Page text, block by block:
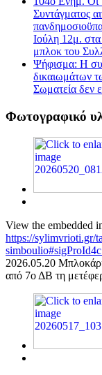
Συντάγματος
Ιούλη 12μ.
μπλοκ του
Ψήφισμα: Η
δικαιωμάτων
Σωματεία δεν
Φωτογραφικό
View the embedded
https://sylimvrioti.gr/
2026.05.20
από 7ο ΔΒ τη